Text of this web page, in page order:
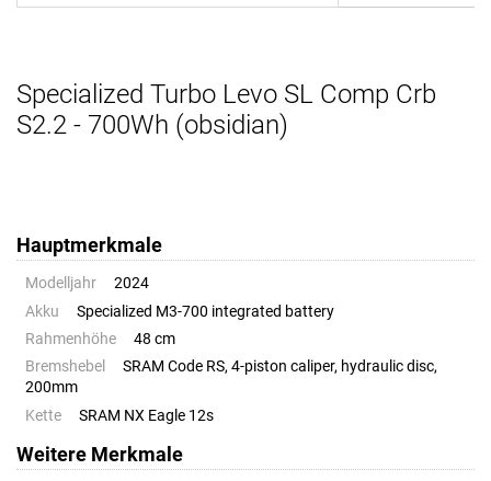
Specialized Turbo Levo SL Comp Crb
S2.2 - 700Wh (obsidian)
Hauptmerkmale
Modelljahr
2024
Akku
Specialized M3-700 integrated battery
Rahmenhöhe
48 cm
Bremshebel
SRAM Code RS, 4-piston caliper, hydraulic disc,
200mm
Kette
SRAM NX Eagle 12s
Weitere Merkmale